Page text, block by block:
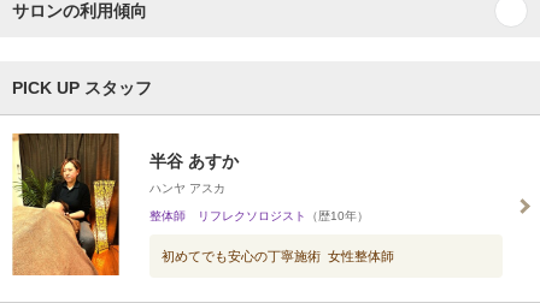
サロンの利用傾向
PICK UP スタッフ
半谷 あすか
ハンヤ アスカ
整体師 リフレクソロジスト （歴10年）
初めてでも安心の丁寧施術 女性整体師